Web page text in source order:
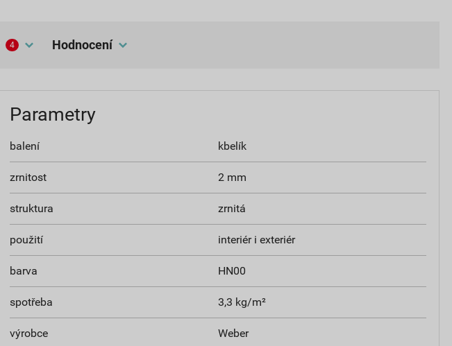
4 hodnocení
Parametry
balení kbelík
zrnitost 2 mm
struktura zrnitá
použití interiér i exteriér
barva HN00
spotřeba 3,3 kg/m²
výrobce Weber